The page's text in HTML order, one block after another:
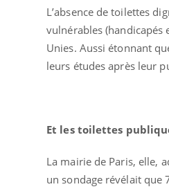
L’absence de toilettes
vulnérables (handicapés
Unies. Aussi étonnant
leurs études après leur
Et les toilettes
La mairie de Paris, elle,
un sondage révélait que
Youtube
Fatigue, irritabilité, brouillard
même alopécie… Les symptômes de
carence en fer sont multiples ce qui